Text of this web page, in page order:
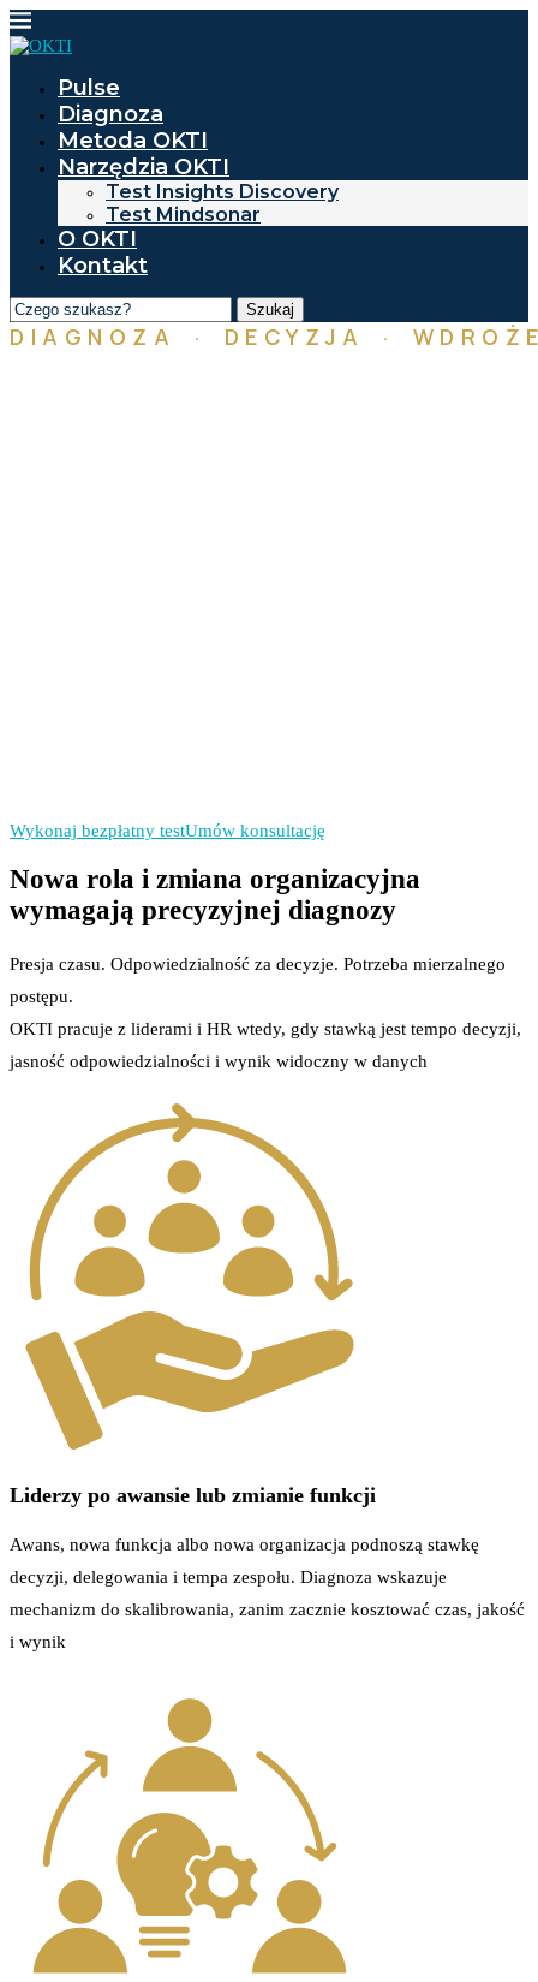
Pulse
Diagnoza
Metoda OKTI
Narzędzia OKTI
Test Insights Discovery
Test Mindsonar
O OKTI
Kontakt
Szukaj
DIAGNOZA · DECYZJA ·
Wykonaj bezpłatny testUmów konsultację
Nowa rola i zmiana organizacyjna
wymagają precyzyjnej diagnozy
Presja czasu. Odpowiedzialność za decyzje. Potrzeba mierzalnego
postępu.
OKTI pracuje z liderami i HR wtedy, gdy stawką jest tempo decyzji,
jasność odpowiedzialności i wynik widoczny w danych
Liderzy po awansie lub zmianie funkcji
Awans, nowa funkcja albo nowa organizacja podnoszą stawkę
decyzji, delegowania i tempa zespołu. Diagnoza wskazuje
mechanizm do skalibrowania, zanim zacznie kosztować czas, jakość
i wynik